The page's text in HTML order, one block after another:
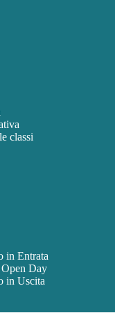
classi
in Entrata
Day
in Uscita